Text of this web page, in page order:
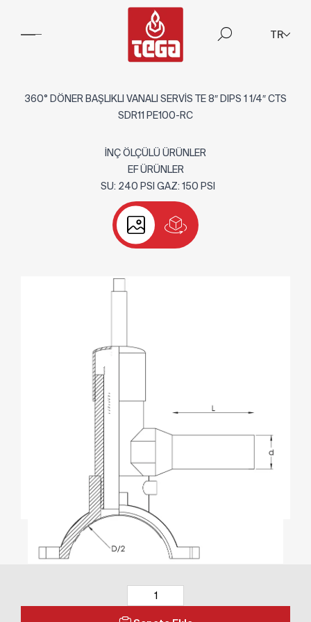
TR
360° DÖNER BAŞLIKLI VANALI SERVİS TE 8″ DIPS 1 1/4″ CTS
SDR11 PE100-RC
İNÇ ÖLÇÜLÜ ÜRÜNLER
EF ÜRÜNLER
SU: 240 PSI GAZ: 150 PSI